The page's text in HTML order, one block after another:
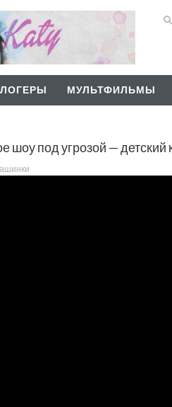
МУЛЬТФИЛЬМЫ
шоу под угрозой — детский